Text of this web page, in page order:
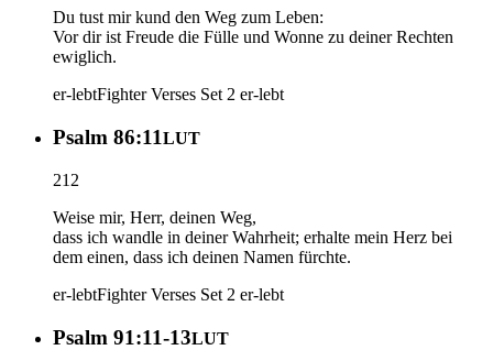
Du tust mir kund den Weg zum Leben:
Vor dir ist Freude die Fülle und Wonne zu deiner Rechten
ewiglich.
er-lebtFighter Verses Set 2 er-lebt
Psalm 86:11LUT
212
Weise mir, Herr, deinen Weg,
dass ich wandle in deiner Wahrheit; erhalte mein Herz bei
dem einen, dass ich deinen Namen fürchte.
er-lebtFighter Verses Set 2 er-lebt
Psalm 91:11-13LUT